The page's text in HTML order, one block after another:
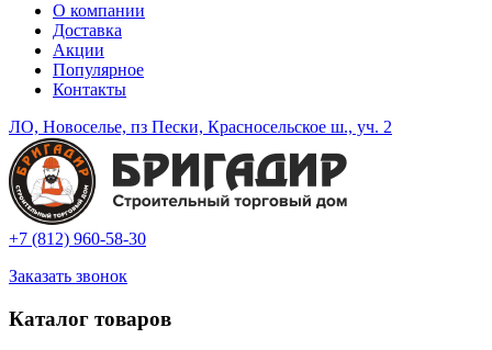
О компании
Доставка
Акции
Популярное
Контакты
ЛО, Новоселье, пз Пески, Красносельское ш., уч. 2
+7 (812) 960-58-30
Заказать звонок
Каталог товаров